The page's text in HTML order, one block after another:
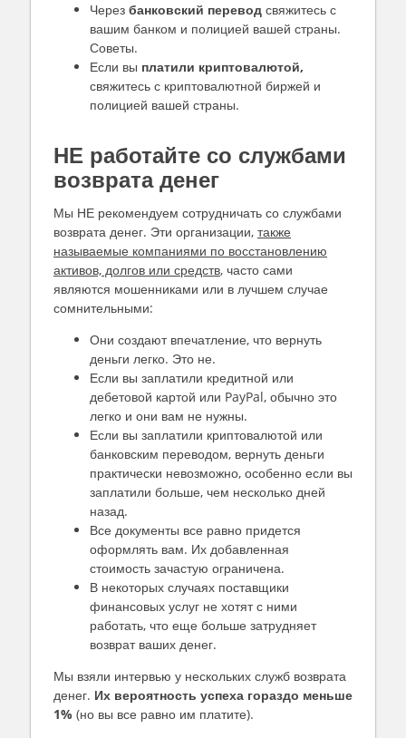
Через банковский перевод свяжитесь с
вашим банком и полицией вашей страны.
Советы.
Если вы платили криптовалютой,
свяжитесь с криптовалютной биржей и
полицией вашей страны.
НЕ работайте со службами
возврата денег
Мы НЕ рекомендуем сотрудничать со службами
возврата денег. Эти организации, также
называемые компаниями по восстановлению
активов, долгов или средств, часто сами
являются мошенниками или в лучшем случае
сомнительными:
Они создают впечатление, что вернуть
деньги легко. Это не.
Если вы заплатили кредитной или
дебетовой картой или PayPal, обычно это
легко и они вам не нужны.
Если вы заплатили криптовалютой или
банковским переводом, вернуть деньги
практически невозможно, особенно если вы
заплатили больше, чем несколько дней
назад.
Все документы все равно придется
оформлять вам. Их добавленная
стоимость зачастую ограничена.
В некоторых случаях поставщики
финансовых услуг не хотят с ними
работать, что еще больше затрудняет
возврат ваших денег.
Мы взяли интервью у нескольких служб возврата
денег. Их вероятность успеха гораздо меньше
1% (но вы все равно им платите).